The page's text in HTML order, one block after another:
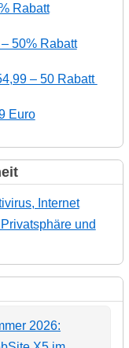
Rabatt
50% Rabatt
– 50 Rabatt
Euro
Internet
und
2026: